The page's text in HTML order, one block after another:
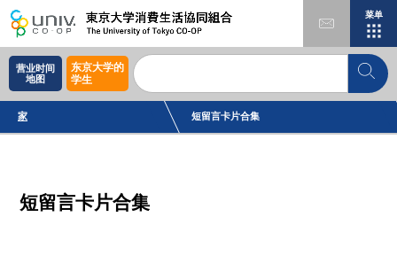
菜单
营业时间
地图
东京大学的
学生
家 短留言卡片合集
短留言卡片合集